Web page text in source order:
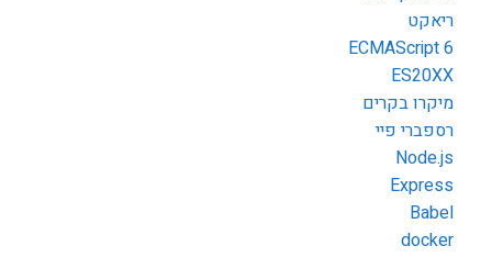
ריאקט
ECMAScript 6
ES20XX
מיקרו בקרים
רספברי פיי
Node.js
Express
Babel
docker